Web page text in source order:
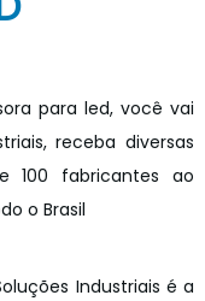
para led, você vai
receba diversas
100 fabricantes ao
o Brasil
Industriais é a